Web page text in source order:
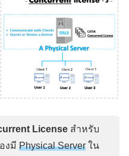
Licenseสำหรับ
งมี Physical Serverใน